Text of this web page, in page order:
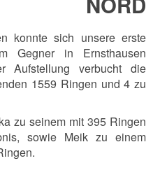
konnte sich unsere erste
Gegner in Ernsthausen
Aufstellung verbucht die
1559 Ringen und 4 zu
zu seinem mit 395 Ringen
sowie Meik zu einem